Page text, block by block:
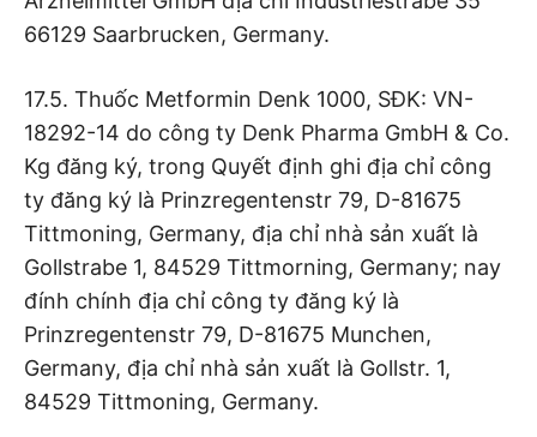
66129 Saarbrucken, Germany.
17.5. Thuốc Metformin Denk 1000, SĐK: VN-
18292-14 do công ty Denk Pharma GmbH & Co.
Kg đăng ký, trong Quyết định ghi địa chỉ công
ty đăng ký là Prinzregentenstr 79, D-81675
Tittmoning, Germany, địa chỉ nhà sản xuất là
Gollstrabe 1, 84529 Tittmorning, Germany; nay
đính chính địa chỉ công ty đăng ký là
Prinzregentenstr 79, D-81675 Munchen,
Germany, địa chỉ nhà sản xuất là Gollstr. 1,
84529 Tittmoning, Germany.